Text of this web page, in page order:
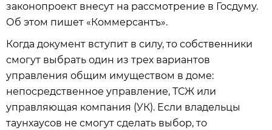
законопроект внесут на рассмотрение в Госдуму.
Об этом пишет «Коммерсантъ».
Когда документ вступит в силу, то собственники
смогут выбрать один из трех вариантов
управления общим имуществом в доме:
непосредственное управление, ТСЖ или
управляющая компания (УК). Если владельцы
таунхаусов не смогут сделать выбор, то